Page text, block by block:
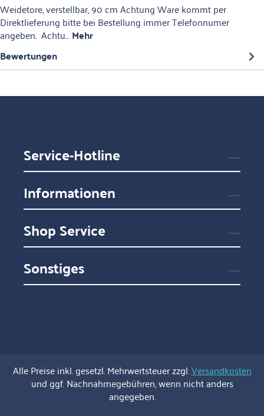
Weidetore, verstellbar, 90 cm Achtung Ware kommt per
Direktlieferung bitte bei Bestellung immer Telefonnumer
angeben. Achtu…Mehr
Bewertungen
Service-Hotline
Informationen
Shop Service
Sonstiges
Alle Preise inkl. gesetzl. Mehrwertsteuer zzgl.Versandkosten
und ggf. Nachnahmegebühren, wenn nicht anders
angegeben.